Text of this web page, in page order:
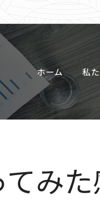
ホーム 私
み